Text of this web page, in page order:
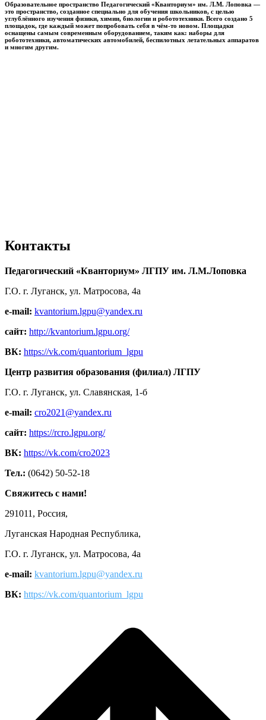
Образовательное пространство Педагогический «Кванториум» им. Л.М. Лоповка —
это пространство, созданное специально для обучения школьников, с целью
углублённого изучения физики, химии, биологии и робототехники. Всего создано 5
площадок, где каждый может попробовать себя в чём-то новом. Площадки
оснащены самым современным оборудованием, таким как: наборы для
робототехники, автоматических автомобилей, беспилотных летательных аппаратов
и многим другим.
Контакты
Педагогический «Кванториум» ЛГПУ им. Л.М.Лоповка
Г.О. г. Луганск, ул. Матросова, 4а
e-mail: kvantorium.lgpu@yandex.ru
сайт: http://kvantorium.lgpu.org/
ВК: https://vk.com/quantorium_lgpu
Центр развития образования (филиал) ЛГПУ
Г.О. г. Луганск, ул. Славянская, 1-б
e-mail: cro2021@yandex.ru
сайт: https://rcro.lgpu.org/
ВК: https://vk.com/cro2023
Тел.: (0642) 50-52-18
Свяжитесь с нами!
291011, Россия,
Луганская Народная Республика,
Г.О. г. Луганск, ул. Матросова, 4а
e-mail: kvantorium.lgpu@yandex.ru
ВК: https://vk.com/quantorium_lgpu